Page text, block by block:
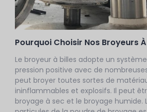
Pourquoi Choisir Nos Broyeurs
Le broyeur à billes adopte un
pression positive avec de
peut broyer toutes sortes de
ininflammables et explosifs. Il peut
broyage à sec et le broyage humide.